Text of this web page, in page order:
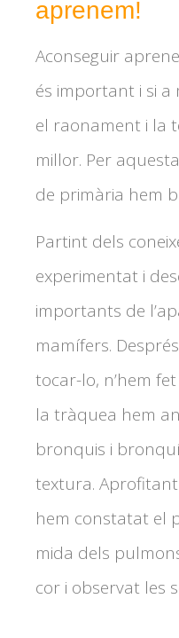
aprenem!
Aconseguir
és important i si
el raonament i la
millor. Per
de primària hem
Partint dels
experimentat i
importants de
mamífers.
tocar-lo, n’hem
la tràquea hem
bronquis i
textura.
hem constatat el
mida dels
cor i observat les